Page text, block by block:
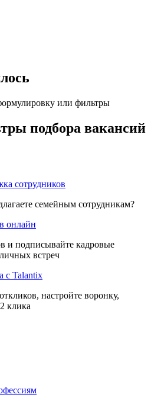
или фильтры
подбора вакансий
сотрудников
семейным сотрудникам?
онлайн
и подписывайте кадровые
встреч
с Talantix
настройте воронку,
клика